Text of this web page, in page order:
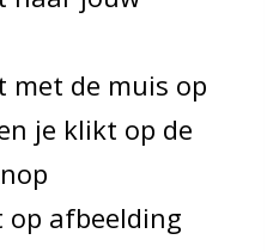
met de muis op
je klikt op de
op afbeelding